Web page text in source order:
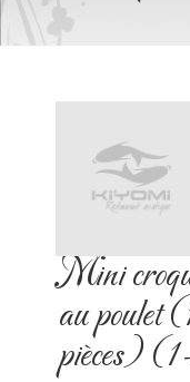
Mini
au poulet
pièces)